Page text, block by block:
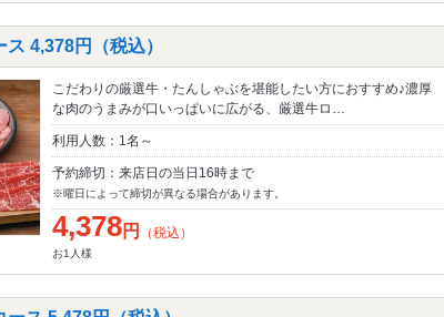
ス 4,378円（税込）
こだわりの厳選牛・たんしゃぶを堪能したい方におすすめ♪濃厚
な肉のうまみが口いっぱいに広がる、厳選牛ロ…
利用人数：1名～
予約締切：来店日の当日16時まで
※曜日によって締切が異なる場合があります。
4,378円 （税込）
お1人様